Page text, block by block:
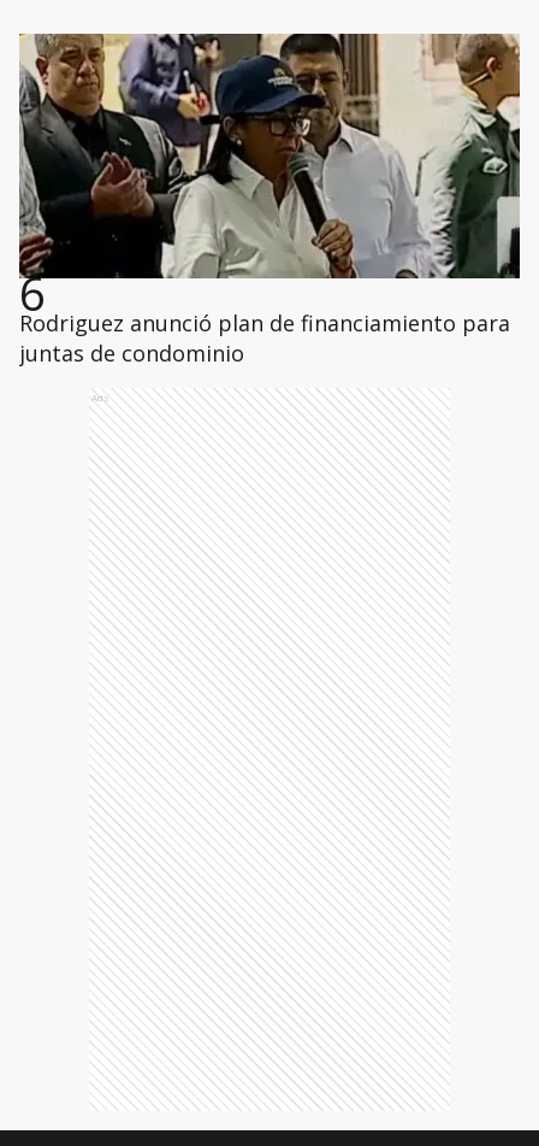
6
Rodriguez anunció plan de financiamiento para
juntas de condominio
Ads